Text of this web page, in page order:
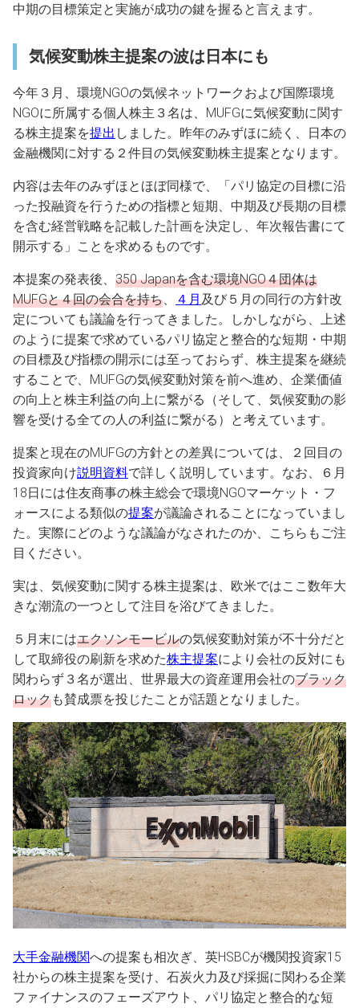
中期の目標策定と実施が成功の鍵を握ると言えます。
気候変動株主提案の波は日本にも
今年３月、環境NGOの気候ネットワークおよび国際環境
NGOに所属する個人株主３名は、MUFGに気候変動に関す
る株主提案を提出 しました。昨年のみずほに続く、日本の
金融機関に対する２件目の気候変動株主提案となります。
内容は去年のみずほとほぼ同様で、「パリ協定の目標に沿
った投融資を行うための指標と短期、中期及び長期の目標
を含む経営戦略を記載した計画を決定し、年次報告書にて
開示する」ことを求めるものです。
本提案の発表後、 350 Japanを含む環境NGO４団体は
MUFGと４回の会合を持ち、 ４月 及び５月の同行の方針改
定についても議論を行ってきました。しかしながら、上述
のように提案で求めているパリ協定と整合的な短期・中期
の目標及び指標の開示には至っておらず、株主提案を継続
することで、MUFGの気候変動対策を前へ進め、企業価値
の向上と株主利益の向上に繋がる（そして、気候変動の影
響を受ける全ての人の利益に繋がる）と考えています。
提案と現在のMUFGの方針との差異については、２回目の
投資家向け説明資料で詳しく説明しています。なお、６月
18日には住友商事の株主総会で環境NGOマーケット・フ
ォースによる類似の提案が議論されることになっていまし
た。実際にどのような議論がなされたのか、こちらもご注
目ください。
実は、気候変動に関する株主提案は、欧米ではここ数年大
きな潮流の一つとして注目を浴びてきました。
５月末にはエクソンモービルの気候変動対策が不十分だと
して取締役の刷新を求めた株主提案により会社の反対にも
関わらず３名が選出、世界最大の資産運用会社のブラック
ロックも賛成票を投じたことが話題となりました。
大手金融機関への提案も相次ぎ、英HSBCが機関投資家15
社からの株主提案を受け、石炭火力及び採掘に関わる企業
ファイナンスのフェーズアウト、パリ協定と整合的な短